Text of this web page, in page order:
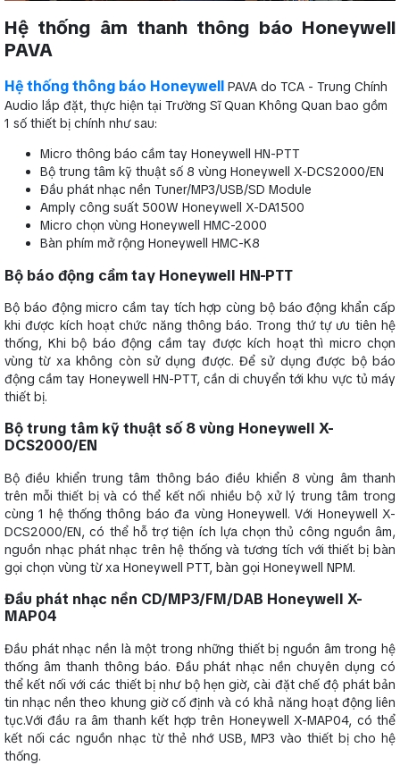
Hệ thống âm thanh thông báo Honeywell
PAVA
Hệ thống thông báo Honeywell PAVA do TCA - Trung Chính
Audio lắp đặt, thực hiện tại Trường Sĩ Quan Không Quan bao gồm
1 số thiết bị chính như sau:
Micro thông báo cầm tay Honeywell HN-PTT
Bộ trung tâm kỹ thuật số 8 vùng Honeywell X-DCS2000/EN
Đầu phát nhạc nền Tuner/MP3/USB/SD Module
Amply công suất 500W Honeywell X-DA1500
Micro chọn vùng Honeywell HMC-2000
Bàn phím mở rộng Honeywell HMC-K8
Bộ báo động cầm tay Honeywell HN-PTT
Bộ báo động micro cầm tay tích hợp cùng bộ báo động khẩn cấp
khi được kích hoạt chức năng thông báo. Trong thứ tự ưu tiên hệ
thống, Khi bộ báo động cầm tay được kích hoạt thì micro chọn
vùng từ xa không còn sử dụng được. Để sử dụng được bộ báo
động cầm tay Honeywell HN-PTT, cần di chuyển tới khu vực tủ máy
thiết bị.
Bộ trung tâm kỹ thuật số 8 vùng Honeywell X-
DCS2000/EN
Bộ điều khiển trung tâm thông báo điều khiển 8 vùng âm thanh
trên mỗi thiết bị và có thể kết nối nhiều bộ xử lý trung tâm trong
cùng 1 hệ thống thông báo đa vùng Honeywell. Với Honeywell X-
DCS2000/EN, có thể hỗ trợ tiện ích lựa chọn thủ công nguồn âm,
nguồn nhạc phát nhạc trên hệ thống và tương tích với thiết bị bàn
gọi chọn vùng từ xa Honeywell PTT, bàn gọi Honeywell NPM.
Đầu phát nhạc nền CD/MP3/FM/DAB Honeywell X-
MAP04
Đầu phát nhạc nền là một trong những thiết bị nguồn âm trong hệ
thống âm thanh thông báo. Đầu phát nhạc nền chuyên dụng có
thể kết nối với các thiết bị như bộ hẹn giờ, cài đặt chế độ phát bản
tin nhạc nền theo khung giờ cố định và có khả năng hoạt động liên
tục.Với đầu ra âm thanh kết hợp trên Honeywell X-MAP04, có thể
kết nối các nguồn nhạc từ thẻ nhớ USB, MP3 vào thiết bị cho hệ
thống.